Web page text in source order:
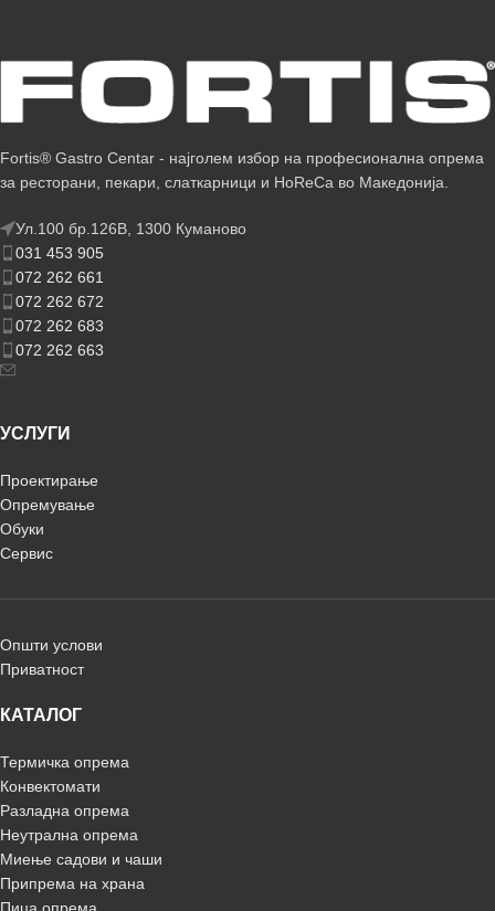
Fortis® Gastro Centar - најголем избор на професионална опрема
за ресторани, пекари, слаткарници и HoReCa во Македонија.
Ул.100 бр.126В, 1300 Куманово
031 453 905
072 262 661
072 262 672
072 262 683
072 262 663
УСЛУГИ
Проектирање
Опремување
Обуки
Сервис
Општи услови
Приватност
КАТАЛОГ
Термичка опрема
Конвектомати
Разладна опрема
Неутрална опрема
Миење садови и чаши
Припрема на храна